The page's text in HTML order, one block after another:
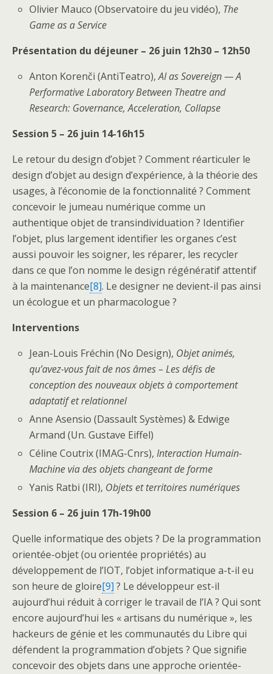
Olivier Mauco (Observatoire du jeu vidéo), The
Game as a Service
Présentation du déjeuner – 26 juin 12h30 – 12h50
Anton Korenči (AntiTeatro),AI as Sovereign — A
Performative Laboratory Between Theatre and
Research: Governance, Acceleration, Collapse
Session 5 – 26 juin 14-16h15
Le retour du design d’objet ? Comment réarticuler le
design d’objet au design d’expérience, à la théorie des
usages, à l’économie de la fonctionnalité ? Comment
concevoir le jumeau numérique comme un
authentique objet de transindividuation ? Identifier
l’objet, plus largement identifier les organes c’est
aussi pouvoir les soigner, les réparer, les recycler
dans ce que l’on nomme le design régénératif attentif
à la maintenance[8]. Le designer ne devient-il pas ainsi
un écologue et un pharmacologue ?
Interventions
Jean-Louis Fréchin (No Design), Objet animés,
qu’avez-vous fait de nos âmes – Les défis de
conception des nouveaux objets à comportement
adaptatif et relationnel
Anne Asensio (Dassault Systèmes) & Edwige
Armand (Un. Gustave Eiffel)
Céline Coutrix (IMAG-Cnrs),Interaction Humain-
Machine via des objets changeant de forme
Yanis Ratbi (IRI), Objets et territoires numériques
Session 6 – 26 juin 17h-19h00
Quelle informatique des objets ? De la programmation
orientée-objet (ou orientée propriétés) au
développement de l’IOT, l’objet informatique a-t-il eu
son heure de gloire[9] ? Le développeur est-il
aujourd’hui réduit à corriger le travail de l’IA ? Qui sont
encore aujourd’hui les « artisans du numérique », les
hackeurs de génie et les communautés du Libre qui
défendent la programmation d’objets ? Que signifie
concevoir des objets dans une approche orientée-